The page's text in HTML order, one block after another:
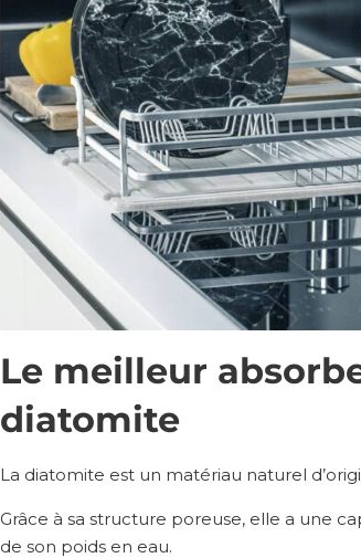
Le meilleur
diatomite
La diatomite est un matériau naturel
Grâce à sa structure poreuse, elle a une
de son poids en eau.